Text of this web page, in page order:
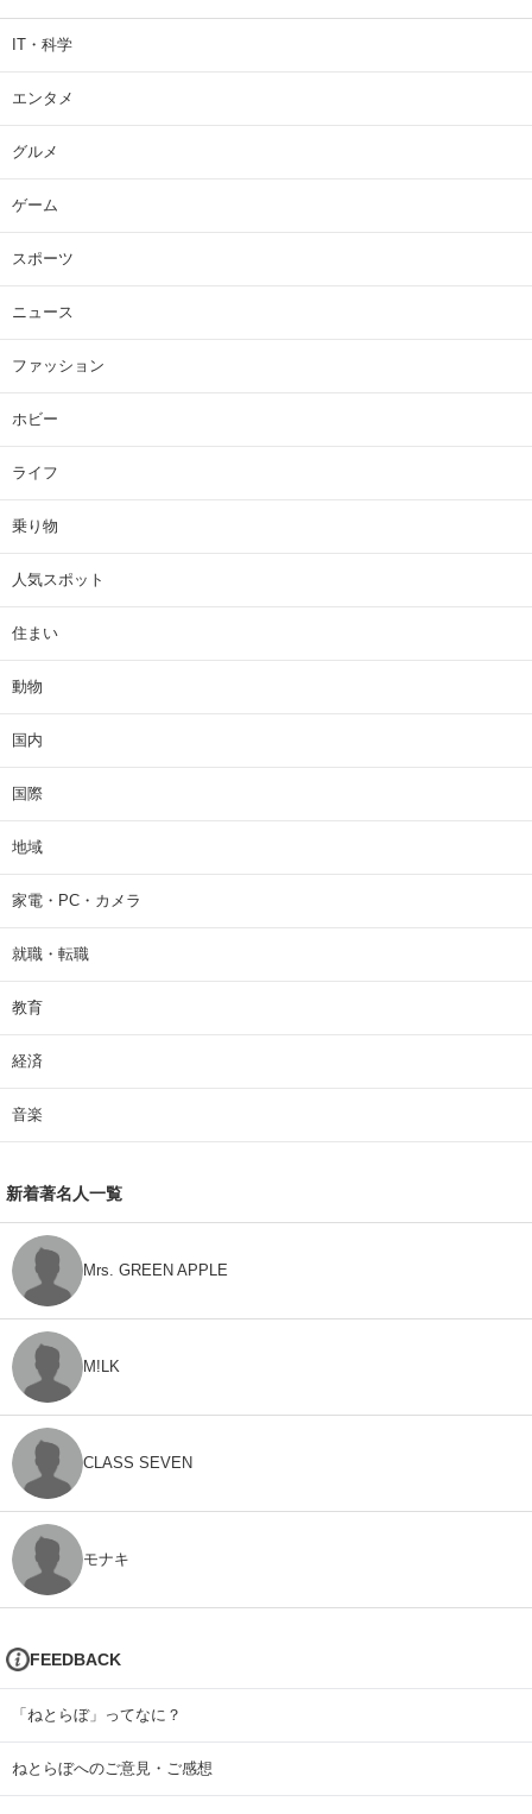
IT・科学
エンタメ
グルメ
ゲーム
スポーツ
ニュース
ファッション
ホビー
ライフ
乗り物
人気スポット
住まい
動物
国内
国際
地域
家電・PC・カメラ
就職・転職
教育
経済
音楽
新着著名人一覧
Mrs. GREEN APPLE
M!LK
CLASS SEVEN
モナキ
FEEDBACK
「ねとらぼ」ってなに？
ねとらぼへのご意見・ご感想